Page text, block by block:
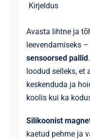
Kirjeldus
Avasta lihtne ja
leevendamiseks –
sensoorsed pallid
loodud selleks, et
keskenduda ja
koolis kui ka
Silikoonist
kaetud pehme ja